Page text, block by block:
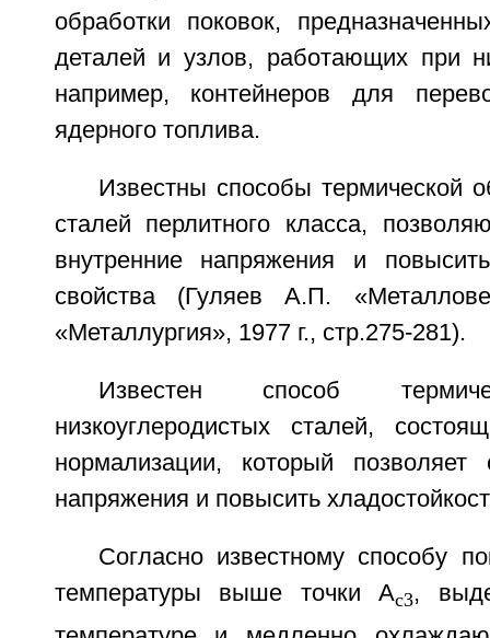
обработки поковок,
деталей и узлов, работающих при
например, контейнеров для
ядерного топлива.
Известны способы термической
сталей перлитного класса,
внутренние напряжения и повысить
свойства (Гуляев А.П.
«Металлургия», 1977 г., стр.275-281).
Известен способ
низкоуглеродистых сталей,
нормализации, который позволяет
напряжения и повысить
Согласно известному способу
температуры выше точки Ас3,